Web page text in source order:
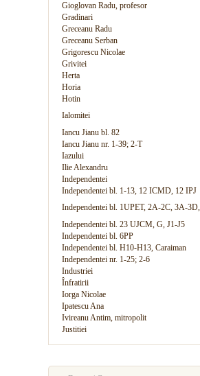
Gioglovan Radu, profesor
Gradinari
Greceanu Radu
Greceanu Serban
Grigorescu Nicolae
Grivitei
Herta
Horia
Hotin
Ialomitei
Iancu Jianu bl. 82
Iancu Jianu nr. 1-39; 2-T
Iazului
Ilie Alexandru
Independentei
Independentei bl. 1-13, 12 ICMD, 12 IPJ
Independentei bl. 1UPET, 2A-2C, 3A-
Independentei bl. 23 UJCM, G, J1-J5
Independentei bl. 6PP
Independentei bl. H10-H13, Caraiman
Independentei nr. 1-25; 2-6
Industriei
Înfratirii
Iorga Nicolae
Ipatescu Ana
Ivireanu Antim, mitropolit
Justitiei